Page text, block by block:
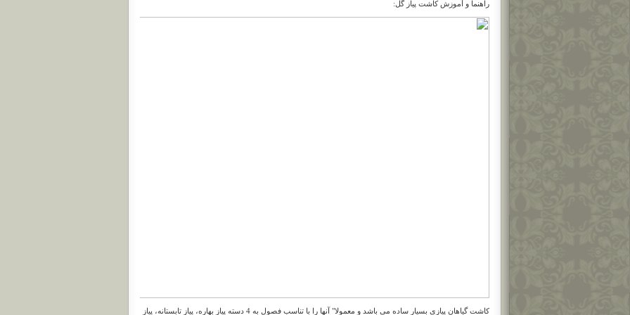
راهنما و آموزش کاشت پیاز گل:
کاشت گیاهان پیازی بسیار ساده می باشد و معمولا" آنها را با تناسب فصول به 4 دسته پیاز بهاره، پیاز تابستانه، پیاز